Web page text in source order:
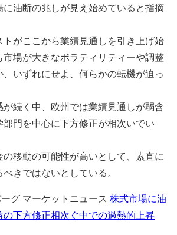
油断の兆しが見え始めていると指摘
がここから業績見通しを引き上げ始
場が大きなボラティリティーや調整
いずれにせよ、何らかの転機が迫っ
続く中、欧州では業績見通しが弱含
門を中心に下方修正が相次いでい
移動の可能性が高いとして、素直に
きではないとしている。
グ マーケットニュース 株式市場に油
下方修正相次ぐ中での過熱的上昇